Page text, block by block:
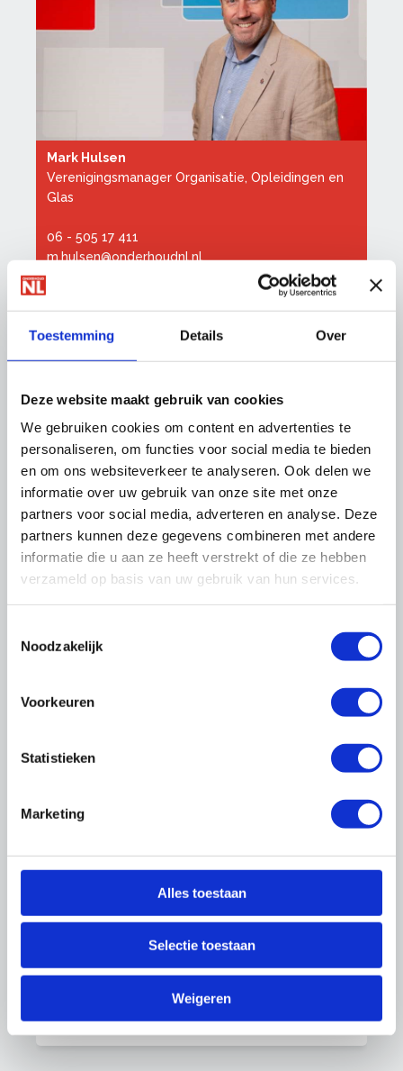
Toestemming Details Over
Deze website maakt gebruik van cookies
We gebruiken cookies om content en advertenties te
personaliseren, om functies voor social media te bieden
en om ons websiteverkeer te analyseren. Ook delen we
informatie over uw gebruik van onze site met onze
partners voor social media, adverteren en analyse. Deze
partners kunnen deze gegevens combineren met andere
informatie die u aan ze heeft verstrekt of die ze hebben
verzameld op basis van uw gebruik van hun services.
Noodzakelijk
Voorkeuren
Statistieken
Marketing
Alles toestaan
Selectie toestaan
Weigeren
Mark Hulsen
Verenigingsmanager Organisatie, Opleidingen en
Glas
06 - 505 17 411
m.hulsen@onderhoudnl.nl
Downloads
A-blad Glaszetten en - montage
Basisverf- en glasbestek
Beslisboom handmatig tillen
Infosheets NEN (kenniscentrumglas.nl)
Protocol Saneren asbesthoudende
beglazingskit
VGWM-projectplan asbesthoudende
beglazingskit
Factsheet asbest in beglazingskitten
Consumentenfolders Glas
beglazingskit
Special Voorkoming faalkosten
Vergelijking cao's in de glassector